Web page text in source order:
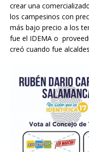
crear una
los campesinos con
más bajo precio a los
fue el IDEMA o
creó cuando fue